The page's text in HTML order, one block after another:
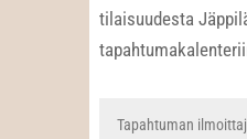
tilaisuudesta